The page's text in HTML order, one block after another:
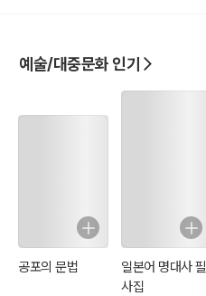
예술/대중문화 인기
공포의 문법
일본어 명대사 필
사집